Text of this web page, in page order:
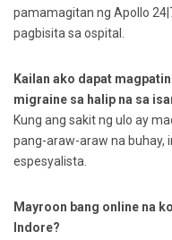
pamamagitan ng Apollo
pagbisita sa ospital.
Kailan ako dapat
migraine sa halip na sa
Kung ang sakit ng ulo ay
pang-araw-araw na buhay,
espesyalista.
Mayroon bang online na
Indore?